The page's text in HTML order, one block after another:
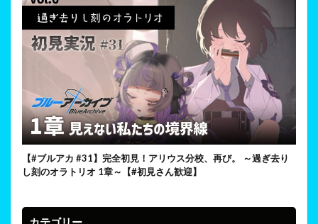
【#ブルアカ #31】完全初見！アリウス分校、再び。 ～過ぎ去り
し刻のオラトリオ 1章～【#初見さん歓迎】